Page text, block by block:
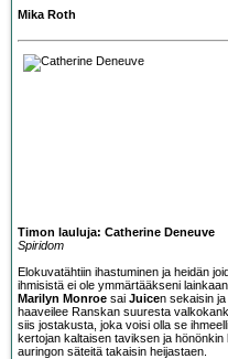
Mika Roth
Timon lauluja: Catherine Deneuve
Spiridom
Elokuvatähtiin ihastuminen ja heidän
ihmisistä ei ole ymmärtääkseni
Marilyn Monroe sai Juicen sekaisin
haaveilee Ranskan suuresta
siis jostakusta, joka voisi olla se
kertojan kaltaisen taviksen ja
auringon säteitä takaisin heijastaen.